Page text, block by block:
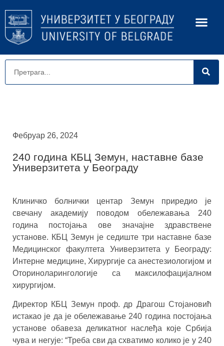
Фебруар 26, 2024
240 година КБЦ Земун, наставне базе
Универзитета у Београду
Клиничко болнички центар Земун приредио је
свечану академију поводом обележавања 240
година постојања ове значајне здравствене
установе. КБЦ Земун је седиште три наставне базе
Медицинског факултета Универзитета у Београду:
Интерне медицине, Хирургије са анестезиологијом и
Оториноларингологије са максилофацијалном
хирургијом.
Директор КБЦ Земун проф. др Драгош Стојановић
истакао је да је обележавање 240 година постојања
установе обавеза деликатног наслеђа које Србија
чува и негује: “Треба сви да схватимо колико је у 240